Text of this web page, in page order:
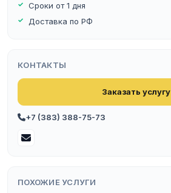
Сроки от 1 дня
Доставка по РФ
КОНТАКТЫ
Заказать услугу
+7 (383) 388-75-73
ПОХОЖИЕ УСЛУГИ